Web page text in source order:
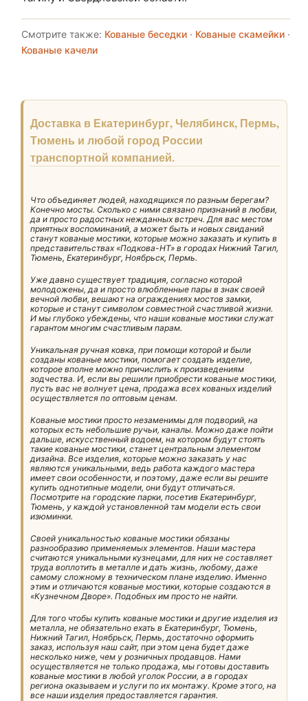
Смотрите также: Кованые беседки · Кованые скамейки ·
Кованые качели
Доставка в Екатеринбург, Челябинск, Пермь,
Тюмень и любой город России
транспортной компанией.
Что объединяет людей, находящихся по разным берегам?
Конечно мосты. Сколько с ними связано признаний в любви,
да и просто радостных нежданных встреч. Для вас местом
приятных воспоминаний, а может быть и новых свиданий
станут кованые мостики, которые можно заказать и купить в
представительствах «Подкова-НТ» в городах Нижний Тагил,
Тюмень, Екатеринбург, Ноябрьск, Пермь.
Уже давно существует традиция, согласно которой
молодожены, да и просто влюбленные пары в знак своей
вечной любви, вешают на ограждениях мостов замки,
которые и станут символом совместной счастливой жизни.
И мы глубоко убеждены, что наши кованые мостики служат
гарантом многим счастливым парам.
Уникальная ручная ковка, при помощи которой и были
созданы кованые мостики, помогает создать изделие,
которое вполне можно причислить к произведениям
зодчества. И, если вы решили приобрести кованые мостики,
пусть вас не волнует цена, продажа всех кованых изделий
осуществляется по оптовым ценам.
Кованые мостики просто незаменимы для подворий, на
которых есть небольшие ручьи, каналы. Можно даже пойти
дальше, искусственный водоем, на котором будут стоять
такие кованые мостики, станет центральным элементом
дизайна. Все изделия, которые можно заказать у нас
являются уникальными, ведь работа каждого мастера
имеет свои особенности, и поэтому, даже если вы решите
купить однотипные модели, они будут отличаться.
Посмотрите на городские парки, посетив Екатеринбург,
Тюмень, у каждой установленной там модели есть свои
изюминки.
Своей уникальностью кованые мостики обязаны
разнообразию применяемых элементов. Наши мастера
считаются уникальными кузнецами, для них не составляет
труда воплотить в металле и дать жизнь, любому, даже
самому сложному в техническом плане изделию. Именно
этим и отличаются кованые мостики, которые создаются в
«Кузнечном Дворе». Подобных им просто не найти.
Для того чтобы купить кованые мостики и другие изделия из
металла, не обязательно ехать в Екатеринбург, Тюмень,
Нижний Тагил, Ноябрьск, Пермь, достаточно оформить
заказ, используя наш сайт, при этом цена будет даже
несколько ниже, чем у розничных продавцов. Нами
осуществляется не только продажа, мы готовы доставить
кованые мостики в любой уголок России, а в городах
региона оказываем и услуги по их монтажу. Кроме этого, на
все наши изделия предоставляется гарантия.